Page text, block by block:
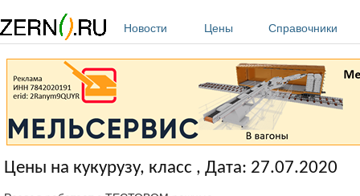
Новости
Цены Справочники
Цены на кукурузу, класс , Дата: 27.07.2020